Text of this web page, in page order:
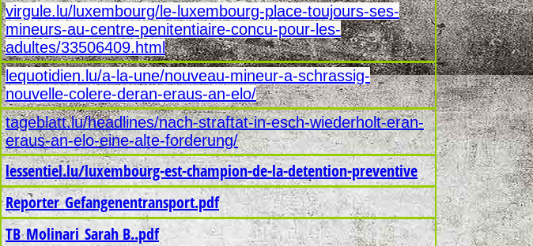
virgule.lu/luxembourg/le-luxembourg-place-toujours-ses-
mineurs-au-centre-penitentiaire-concu-pour-les-
adultes/33506409.html
lequotidien.lu/a-la-une/nouveau-mineur-a-schrassig-
nouvelle-colere-deran-eraus-an-elo/
tageblatt.lu/headlines/nach-straftat-in-esch-wiederholt-eran-
eraus-an-elo-eine-alte-forderung/
lessentiel.lu/luxembourg-est-champion-de-la-detention-preventive
Reporter_Gefangenentransport.pdf
TB_Molinari_Sarah B..pdf